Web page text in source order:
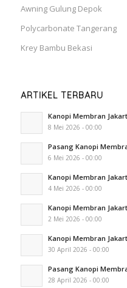
Awning Gulung Depok
Polycarbonate Tangerang
Krey Bambu Bekasi
ARTIKEL TERBARU
Kanopi Membran
8 Mei 2026 - 00:00
Pasang Kanopi
6 Mei 2026 - 00:00
Kanopi Membran
4 Mei 2026 - 00:00
Kanopi Membran
2 Mei 2026 - 00:00
Kanopi Membran
30 April 2026 - 00:00
Pasang Kanopi
28 April 2026 - 00:00